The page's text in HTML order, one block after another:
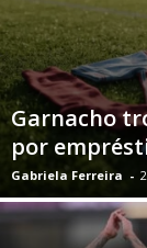
Garnacho
por
Gabriela Ferreira -